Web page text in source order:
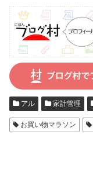
アル 家計管理
お買い物マラソン